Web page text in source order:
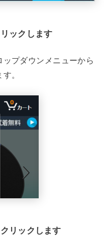
ックします
ップダウンメニューから
。
リックします